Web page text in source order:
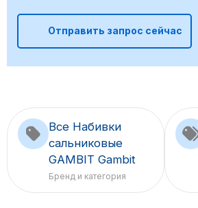
Отправить запрос сейчас
Все Набивки
сальниковые
GAMBIT Gambit
Бренд и категория